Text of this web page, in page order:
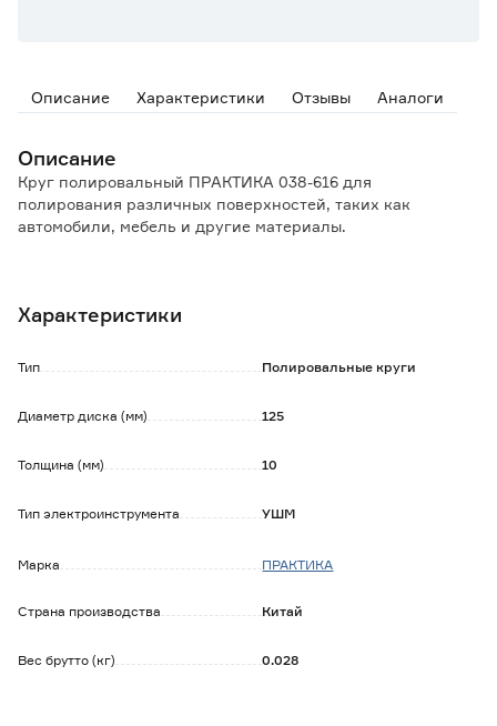
Описание Характеристики Отзывы Аналоги
Описание
Круг полировальный ПРАКТИКА 038-616 для
полирования различных поверхностей, таких как
автомобили, мебель и другие материалы.
распределение давления при полировании;
на опорную тарелку;
Характеристики
Тип Полировальные круги
Диаметр диска (мм) 125
Толщина (мм) 10
Тип электроинструмента УШМ
Марка ПРАКТИКА
Страна производства Китай
Вес брутто (кг) 0.028